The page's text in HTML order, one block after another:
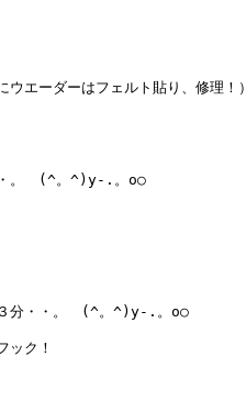
エーダーはフェルト貼り、修理！）
・。　(^。^)y-.。o○
３分・・。　(^。^)y-.。o○
ック！